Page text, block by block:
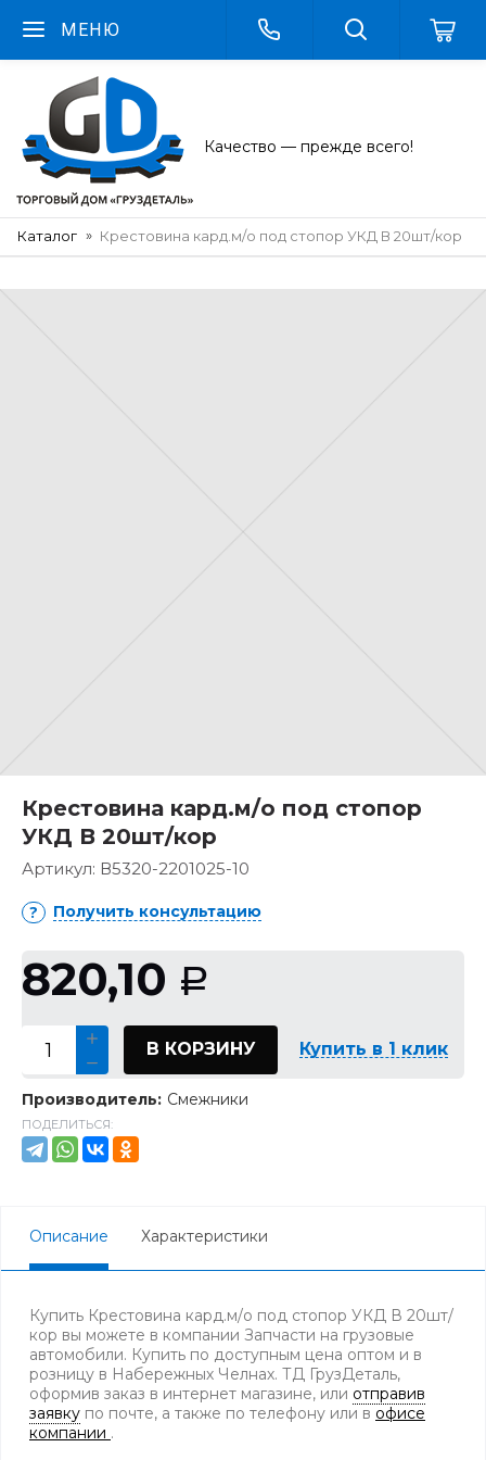
МЕНЮ
Качество — прежде всего!
Каталог Крестовина кард.м/о под стопор УКД В 20шт/кор
Крестовина кард.м/о под стопор
УКД В 20шт/кор
Артикул: В5320-2201025-10
Получить консультацию
820,10 Р
В КОРЗИНУ Купить в 1 клик
Производитель: Смежники
ПОДЕЛИТЬСЯ:
Описание Характеристики
Купить Крестовина кард.м/о под стопор УКД В 20шт/
кор вы можете в компании Запчасти на грузовые
автомобили. Купить по доступным цена оптом и в
розницу в Набережных Челнах. ТД ГрузДеталь,
оформив заказ в интернет магазине, или отправив
заявку по почте, а также по телефону или в офисе
компании .